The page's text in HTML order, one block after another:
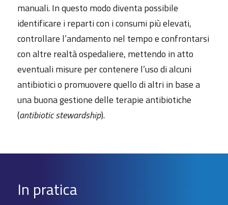
manuali. In questo modo diventa possibile
identificare i reparti con i consumi più elevati,
controllare l’andamento nel tempo e confrontarsi
con altre realtà ospedaliere, mettendo in atto
eventuali misure per contenere l’uso di alcuni
antibiotici o promuovere quello di altri in base a
una buona gestione delle terapie antibiotiche
(antibiotic stewardship).
In pratica